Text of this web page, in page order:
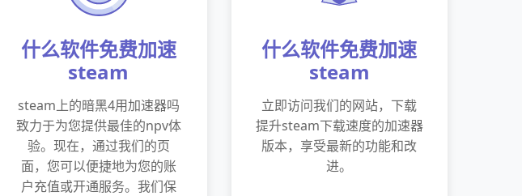
什么软件免费加速
steam
steam上的暗黑4用加速器吗
致力于为您提供最佳的npv体
验。现在，通过我们的页
面，您可以便捷地为您的账
户充值或开通服务。我们保
什么软件免费加速
steam
立即访问我们的网站，下载
提升steam下载速度的加速器
版本，享受最新的功能和改
进。